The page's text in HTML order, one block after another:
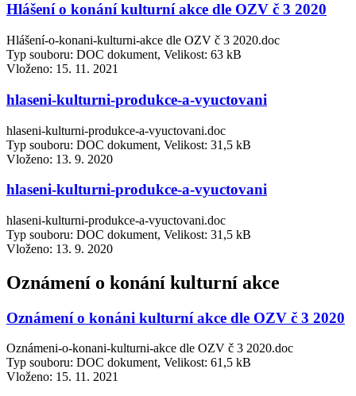
Hlášení o konání kulturní akce dle OZV č 3 2020
Hlášení-o-konani-kulturni-akce dle OZV č 3 2020.doc
Typ souboru: DOC dokument, Velikost: 63 kB
Vloženo: 15. 11. 2021
hlaseni-kulturni-produkce-a-vyuctovani
hlaseni-kulturni-produkce-a-vyuctovani.doc
Typ souboru: DOC dokument, Velikost: 31,5 kB
Vloženo: 13. 9. 2020
hlaseni-kulturni-produkce-a-vyuctovani
hlaseni-kulturni-produkce-a-vyuctovani.doc
Typ souboru: DOC dokument, Velikost: 31,5 kB
Vloženo: 13. 9. 2020
Oznámení o konání kulturní akce
Oznámení o konáni kulturní akce dle OZV č 3 2020
Oznámeni-o-konani-kulturni-akce dle OZV č 3 2020.doc
Typ souboru: DOC dokument, Velikost: 61,5 kB
Vloženo: 15. 11. 2021